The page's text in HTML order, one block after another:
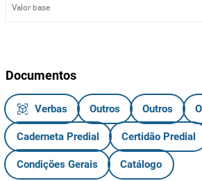
Valor base
Documentos
Verbas Outros Outros
Caderneta Predial Certidão Predial
Condições Gerais Catálogo